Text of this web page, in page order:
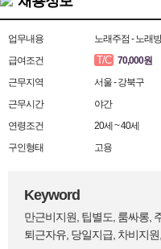
업무내용
노래주점 - 노래방
급여조건
T/C 70,000원
근무지역
서울 - 강북구
근무시간
야간
연령조건
20세 ~ 40세
구인형태
고용
Keyword
만근비지원, 팁별도, 룸싸롱,
퇴근자유, 당일지급, 차비지